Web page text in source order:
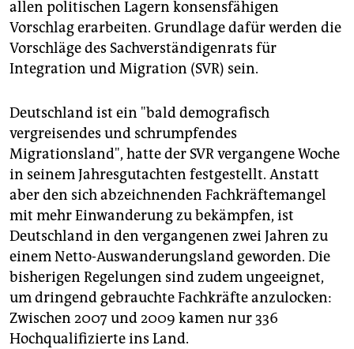
epaper login
allen politischen Lagern konsensfähigen
Vorschlag erarbeiten. Grundlage dafür werden die
Vorschläge des Sachverständigenrats für
Integration und Migration (SVR) sein.
Deutschland ist ein "bald demografisch
vergreisendes und schrumpfendes
Migrationsland", hatte der SVR vergangene Woche
in seinem Jahresgutachten festgestellt. Anstatt
aber den sich abzeichnenden Fachkräftemangel
mit mehr Einwanderung zu bekämpfen, ist
Deutschland in den vergangenen zwei Jahren zu
einem Netto-Auswanderungsland geworden. Die
bisherigen Regelungen sind zudem ungeeignet,
um dringend gebrauchte Fachkräfte anzulocken:
Zwischen 2007 und 2009 kamen nur 336
Hochqualifizierte ins Land.